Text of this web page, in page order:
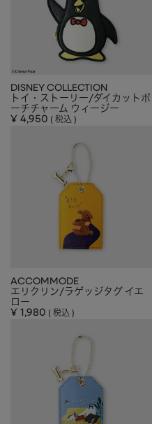
DISNEY COLLECTION
トイ・ストーリー/ダイカットポ
ーチチャーム ウィージー
¥ 4,950 税込
ACCOMMODE
エリクリン/ラゲッジタグ イエ
ロー
¥ 1,980 税込